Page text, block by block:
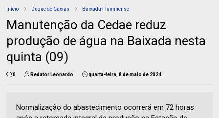
Início Duque de Caxias Baixada Fluminense
Manutenção da Cedae reduz
produção de água na Baixada nesta
quinta (09)
0 Redator Leonardo quarta-feira, 8 de maio de 2024
Normalização do abastecimento ocorrerá em 72 horas